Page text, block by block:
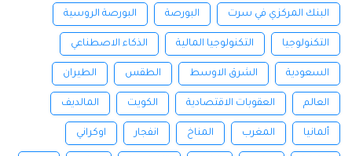
البنك المركزي في سرت البورصة البورصة الروسية
التكنولوجيا التكنولوجيا المالية الذكاء الاصطناعي
السعودية الشرق الاوسط الطقس الطيران
العالم العقوبات الاقتصادية الكويت المالديف
ألمانيا المغرب المناخ انفجار اوكراني